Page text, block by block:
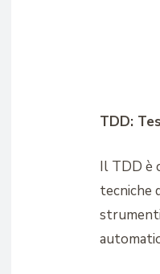
TDD:
Il TDD è
tecniche